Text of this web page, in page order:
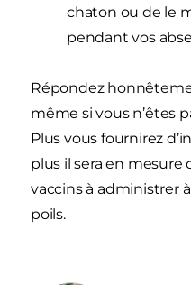
chaton ou de le
pendant vos
Répondez
même si vous n’êtes
Plus vous fournirez
plus il sera en mesure
vaccins à administrer
poils.